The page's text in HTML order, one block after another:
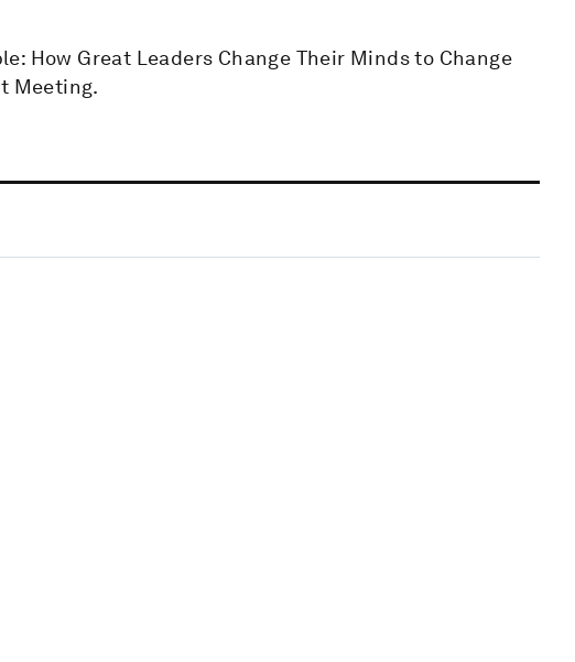
How Great Leaders Change Their Minds to Change
Meeting.